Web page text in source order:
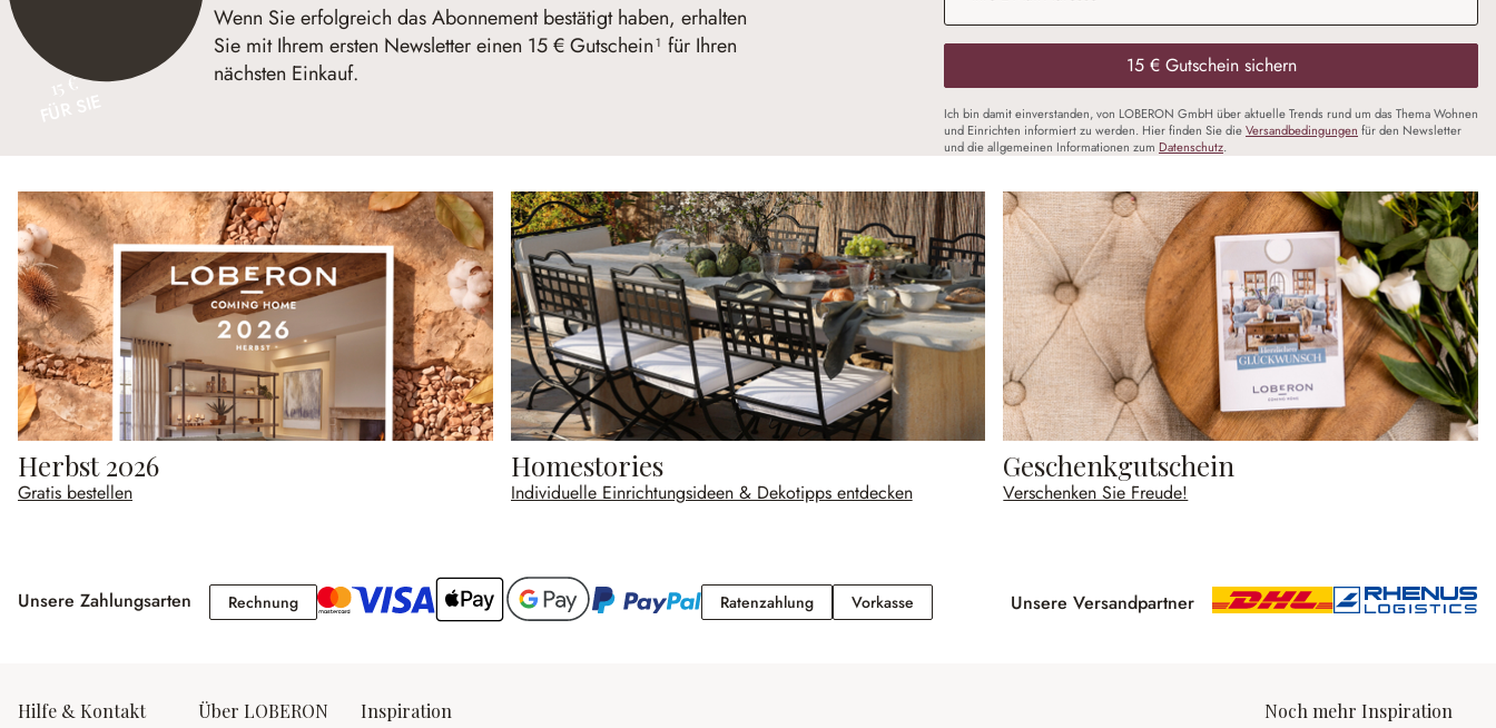
15 €
Wenn Sie erfolgreich das Abonnement bestätigt haben, erhalten
Sie mit Ihrem ersten Newsletter einen 15 € Gutschein¹ für Ihren
nächsten Einkauf.
15 € Gutschein sichern
Ich bin damit einverstanden, von LOBERON GmbH über aktuelle Trends rund um das Thema Wohnen
und Einrichten informiert zu werden. Hier finden Sie dieVersandbedingungen für den Newsletter
und die allgemeinen Informationen zum Datenschutz.
Herbst 2026
Gratis bestellen
Homestories
Individuelle Einrichtungsideen & Dekotipps entdecken
Geschenkgutschein
Verschenken Sie Freude!
Unsere Zahlungsarten RechnungRechnung RatenzahlungRatenzahlung
VorkasseVorkasse Unsere Versandpartner
Hilfe & Kontakt Über LOBERON Inspiration Noch mehr Inspiration